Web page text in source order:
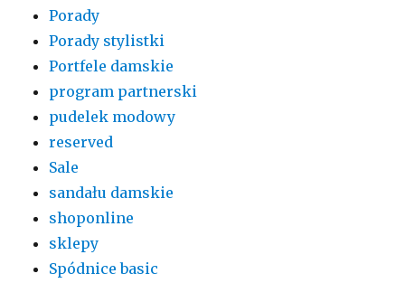
Porady
Porady stylistki
Portfele damskie
program partnerski
pudelek modowy
reserved
Sale
sandału damskie
shoponline
sklepy
Spódnice basic